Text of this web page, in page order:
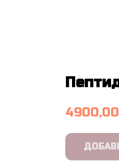
4900,00